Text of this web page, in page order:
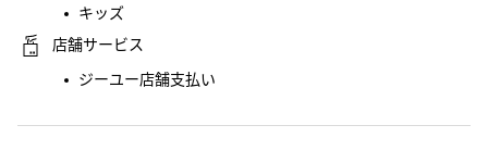
キッズ
店舗サービス
ジーユー店舗支払い